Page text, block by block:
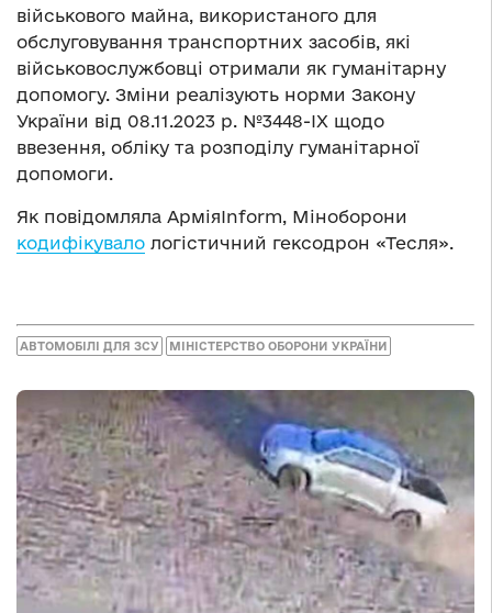
військового майна, використаного для
обслуговування транспортних засобів, які
військовослужбовці отримали як гуманітарну
допомогу. Зміни реалізують норми Закону
України від 08.11.2023 р. №3448-IX щодо
ввезення, обліку та розподілу гуманітарної
допомоги.
Як повідомляла АрміяInform, Міноборони
кодифікувало логістичний гексодрон «Тесля».
АВТОМОБІЛІ ДЛЯ ЗСУ МІНІСТЕРСТВО ОБОРОНИ УКРАЇНИ